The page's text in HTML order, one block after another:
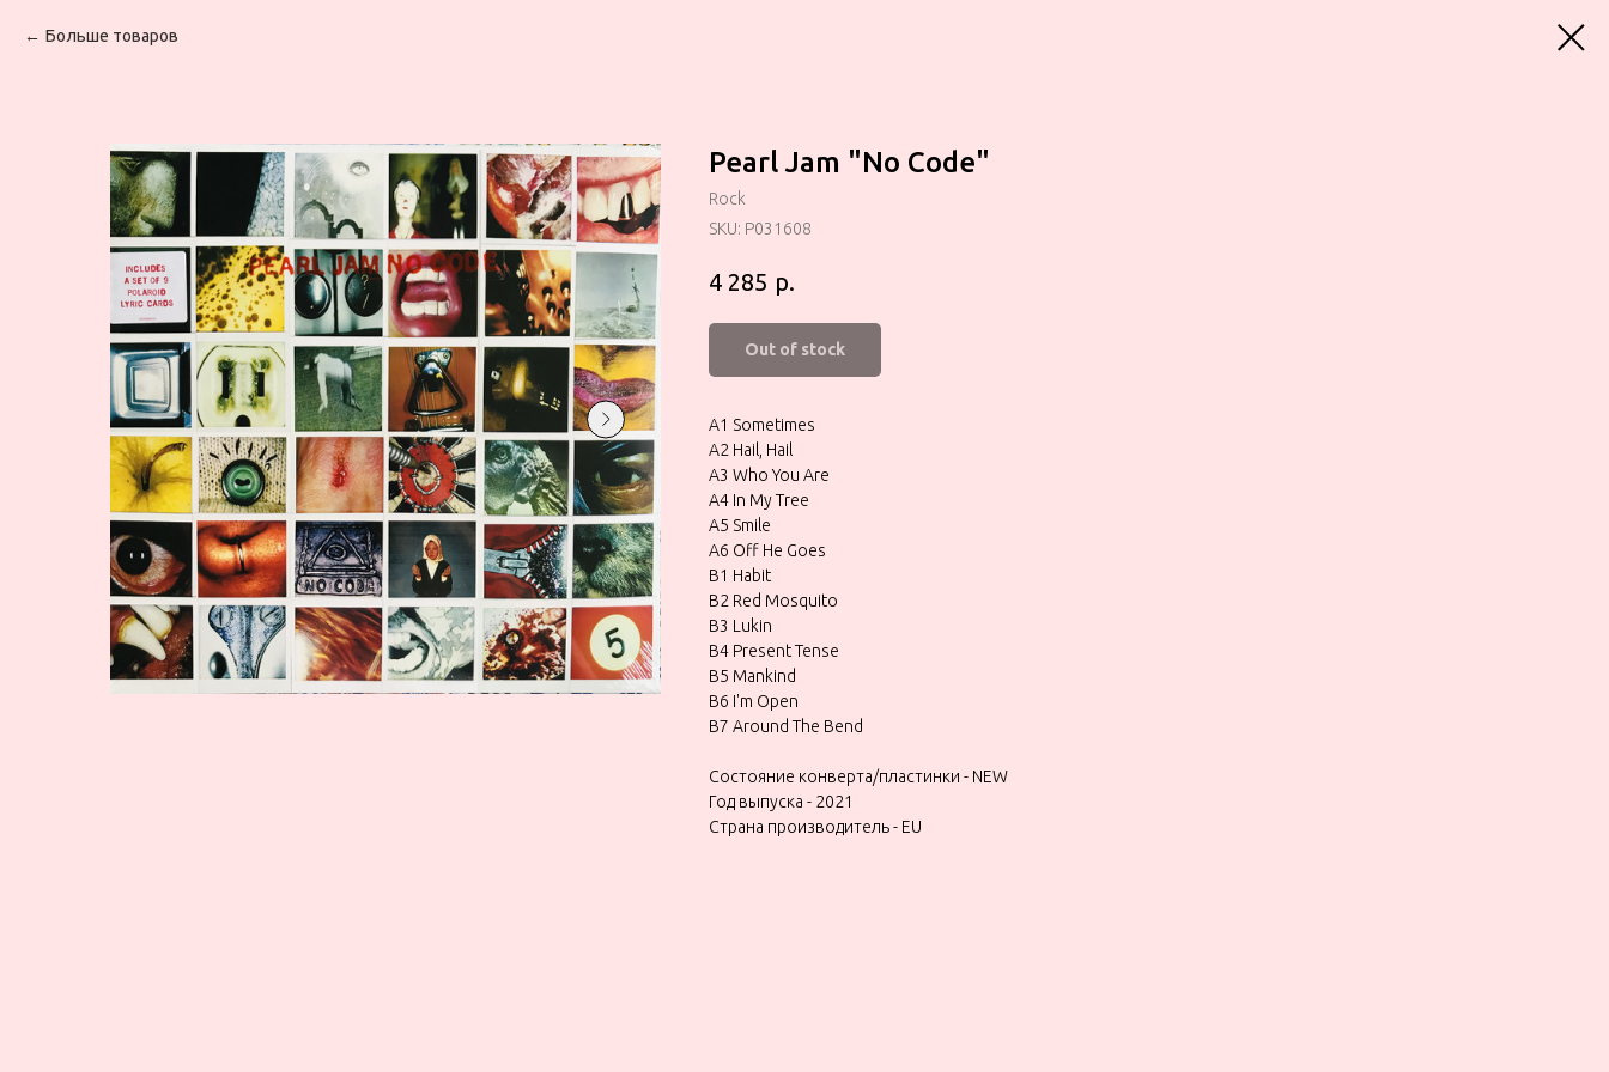
Больше товаров
Pearl Jam "No Code"
Rock
SKU: P031608
4 285 р.
Out of stock
A1 Sometimes
A2 Hail, Hail
A3 Who You Are
A4 In My Tree
A5 Smile
A6 Off He Goes
B1 Habit
B2 Red Mosquito
B3 Lukin
B4 Present Tense
B5 Mankind
B6 I'm Open
B7 Around The Bend
Состояние конверта/пластинки - NEW
Год выпуска - 2021
Страна производитель - EU